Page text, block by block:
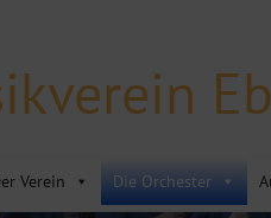
Verein Die Orchester